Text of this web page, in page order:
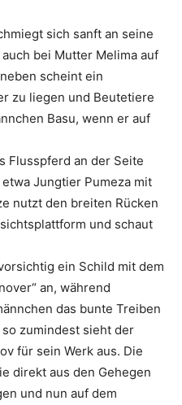
sich sanft an seine
bei Mutter Melima auf
scheint ein
zu liegen und Beutetiere
Basu, wenn er auf
Flusspferd an der Seite
Jungtier Pumeza mit
nutzt den breiten Rücken
und schaut
ein Schild mit dem
an, während
das bunte Treiben
zumindest sieht der
für sein Werk aus. Die
direkt aus den Gehegen
und nun auf dem